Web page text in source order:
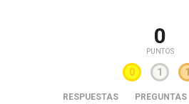
0
PUNTOS
0 1 1
RESPUESTAS PREGUNTAS